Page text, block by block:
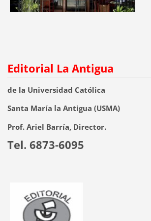
Editorial La Antigua
de la Universidad Católica
Santa María la Antigua (USMA)
Prof. Ariel Barría, Director.
Tel. 6873-6095